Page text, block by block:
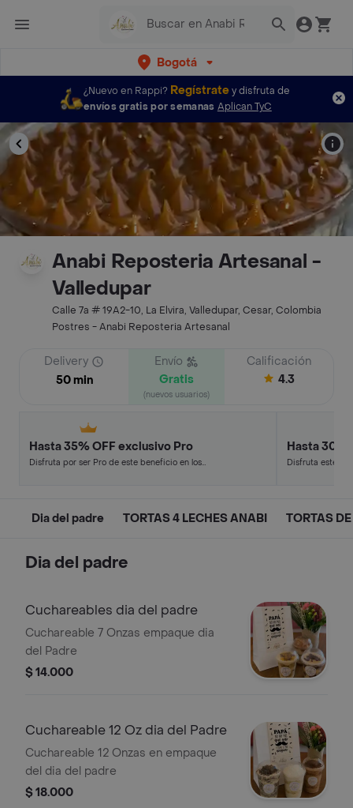
Bogotá
¿Nuevo en Rappi? Regístratey disfruta de
envíos gratis por semanas Aplican TyC
Anabi Reposteria Artesanal -
Valledupar
Calle 7a # 19A2-10, La Elvira, Valledupar, Cesar, Colombia
Postres - Anabi Reposteria Artesanal
Delivery
50 min
Envío
Gratis
(nuevos usuarios)
Calificación
4.3
Hasta 35% OFF exclusivo Pro
Disfruta por ser Pro de este beneficio en los
Hasta 30%
Disfruta este
Dia del padre TORTAS 4 LECHES ANABI TORTAS
Dia del padre
Cuchareables dia del padre
Cuchareable 7 Onzas empaque dia
del Padre
$ 14.000
Cuchareable 12 Oz dia del Padre
Cuchareable 12 Onzas en empaque
del dia del padre
$ 18.000